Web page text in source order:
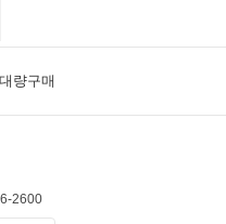
량구매
2600